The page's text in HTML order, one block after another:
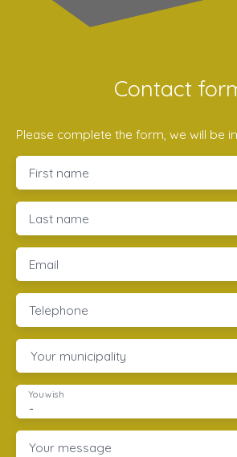
Contact
Please complete the form, we will be
First name
Last name
Email
Telephone
Your municipality
-
You wish
Your message